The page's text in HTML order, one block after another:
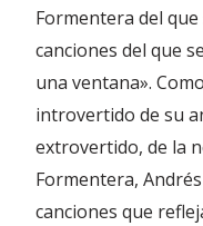
Formentera del
canciones del que
una ventana».
introvertido de su
extrovertido, de la
Formentera,
canciones que